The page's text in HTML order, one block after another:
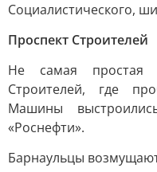
Социалистического,
Проспект Строителей
Не самая простая
Строителей, где
Машины
«Роснефти».
Барнаульцы